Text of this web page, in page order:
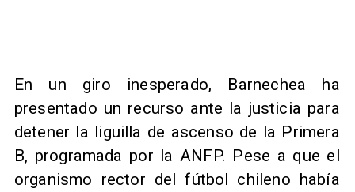
En un giro inesperado, Barnechea ha
presentado un recurso ante la justicia para
detener la liguilla de ascenso de la Primera
B, programada por la ANFP. Pese a que el
organismo rector del fútbol chileno había